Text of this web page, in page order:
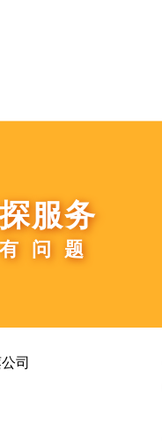
服务
问题
司